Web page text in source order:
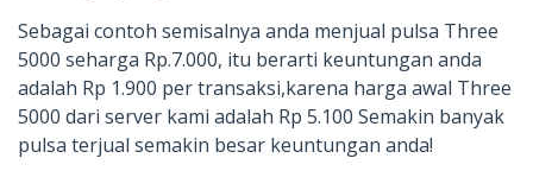
Sebagai contoh semisalnya anda menjual pulsa Three
5000 seharga Rp.7.000, itu berarti keuntungan anda
adalah Rp 1.900 per transaksi,karena harga awal Three
5000 dari server kami adalah Rp 5.100 Semakin banyak
pulsa terjual semakin besar keuntungan anda!